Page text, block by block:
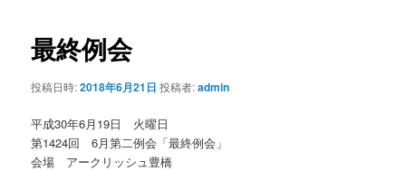
最終例会
投稿日時:2018年6月21日 投稿者:admin
平成30年6月19日 火曜日
第1424回 6月第二例会「最終例会」
会場 アークリッシュ豊橋